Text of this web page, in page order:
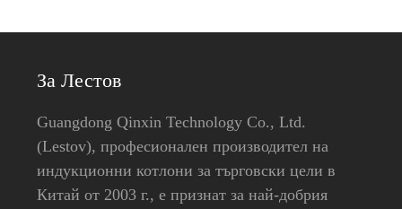
За Лестов
Guangdong Qinxin Technology Co., Ltd.
(Lestov), професионален производител на
индукционни котлони за търговски цели в
Китай от 2003 г., е признат за най-добрия